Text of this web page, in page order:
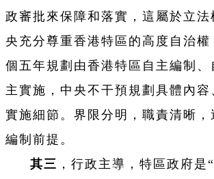
政審批來保障和落實，這屬於立法
央充分尊重香港特區的高度自治權
個五年規劃由香港特區自主編制、
主實施，中央不干預規劃具體內容
實施細節。界限分明，職責清晰，
編制前提。
其三 ，行政主導，特區政府是